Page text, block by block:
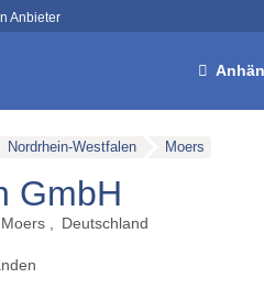
Anbieter
Nordrhein-Westfalen Moers
GmbH
Moers Deutschland